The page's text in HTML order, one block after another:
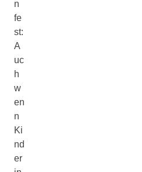
n
fe
st:
A
uc
h
w
en
n
Ki
nd
er